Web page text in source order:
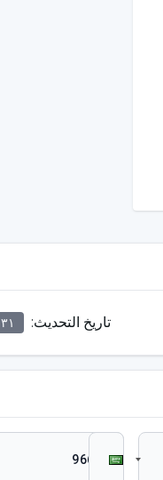
تاريخ التحديث: ٣١ يناير ٢٠٢٤